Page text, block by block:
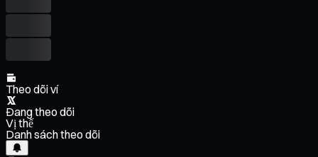
Theo dõi ví
Đang theo dõi
Vị thế
Danh sách theo dõi